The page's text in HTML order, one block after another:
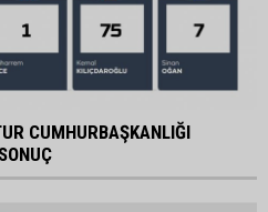
CUMHURBAŞKANLIĞI